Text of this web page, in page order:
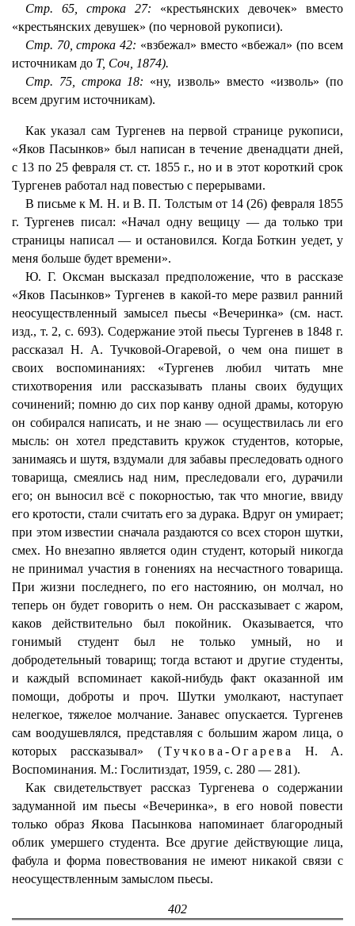
Стр. 65, строка 27: «крестьянских девочек» вместо
«крестьянских девушек» (по черновой рукописи).
Стр. 70, строка 42: «взбежал» вместо «вбежал» (по всем
источникам до Т, Соч, 1874).
Стр. 75, строка 18: «ну, изволь» вместо «изволь» (по
всем другим источникам).
Как указал сам Тургенев на первой странице рукописи,
«Яков Пасынков» был написан в течение двенадцати дней,
с 13 по 25 февраля ст. ст. 1855 г., но и в этот короткий срок
Тургенев работал над повестью с перерывами.
В письме к M. H. и В. П. Толстым от 14 (26) февраля 1855
г. Тургенев писал: «Начал одну вещицу — да только три
страницы написал — и остановился. Когда Боткин уедет, у
меня больше будет времени».
Ю. Г. Оксман высказал предположение, что в рассказе
«Яков Пасынков» Тургенев в какой-то мере развил ранний
неосуществленный замысел пьесы «Вечеринка» (см. наст.
изд., т. 2, с. 693). Содержание этой пьесы Тургенев в 1848 г.
рассказал Н. А. Тучковой-Огаревой, о чем она пишет в
своих воспоминаниях: «Тургенев любил читать мне
стихотворения или рассказывать планы своих будущих
сочинений; помню до сих пор канву одной драмы, которую
он собирался написать, и не знаю — осуществилась ли его
мысль: он хотел представить кружок студентов, которые,
занимаясь и шутя, вздумали для забавы преследовать одного
товарища, смеялись над ним, преследовали его, дурачили
его; он выносил всё с покорностью, так что многие, ввиду
его кротости, стали считать его за дурака. Вдруг он умирает;
при этом известии сначала раздаются со всех сторон шутки,
смех. Но внезапно является один студент, который никогда
не принимал участия в гонениях на несчастного товарища.
При жизни последнего, по его настоянию, он молчал, но
теперь он будет говорить о нем. Он рассказывает с жаром,
каков действительно был покойник. Оказывается, что
гонимый студент был не только умный, но и
добродетельный товарищ; тогда встают и другие студенты,
и каждый вспоминает какой-нибудь факт оказанной им
помощи, доброты и проч. Шутки умолкают, наступает
нелегкое, тяжелое молчание. Занавес опускается. Тургенев
сам воодушевлялся, представляя с большим жаром лица, о
которых рассказывал» ( Тучкова-Огарева H. A.
Воспоминания. М.: Гослитиздат, 1959, с. 280 — 281).
Как свидетельствует рассказ Тургенева о содержании
задуманной им пьесы «Вечеринка», в его новой повести
только образ Якова Пасынкова напоминает благородный
облик умершего студента. Все другие действующие лица,
фабула и форма повествования не имеют никакой связи с
неосуществленным замыслом пьесы.
402